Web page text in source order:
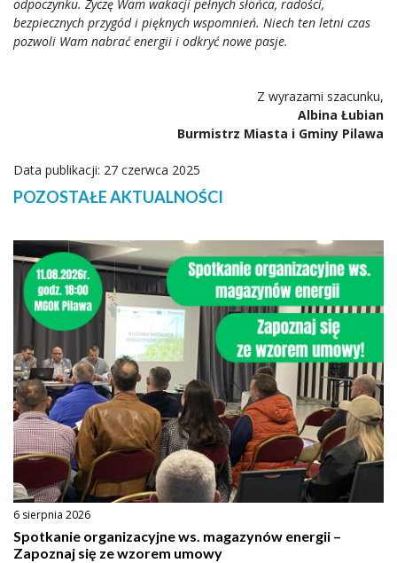
odpoczynku. Życzę Wam wakacji pełnych słońca, radości,
bezpiecznych przygód i pięknych wspomnień. Niech ten letni czas
pozwoli Wam nabrać energii i odkryć nowe pasje.
Z wyrazami szacunku,
Albina Łubian
Burmistrz Miasta i Gminy Pilawa
Data publikacji: 27 czerwca 2025
POZOSTAŁE AKTUALNOŚCI
6 sierpnia 2026
Spotkanie organizacyjne ws. magazynów energii –
Zapoznaj się ze wzorem umowy